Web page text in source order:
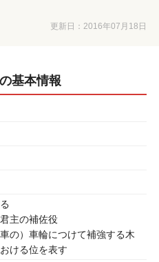
更新日： 2016年07月18日
基本情報
主の補佐役
の）車輪につけて補強する木
ける位を表す